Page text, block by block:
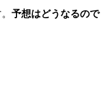
。予想はどうなるので